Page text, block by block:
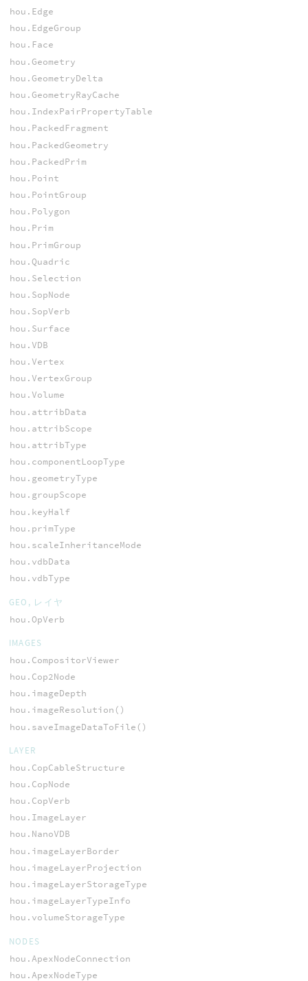
hou.Edge
hou.EdgeGroup
hou.Face
hou.Geometry
hou.GeometryDelta
hou.GeometryRayCache
hou.IndexPairPropertyTable
hou.PackedFragment
hou.PackedGeometry
hou.PackedPrim
hou.Point
hou.PointGroup
hou.Polygon
hou.Prim
hou.PrimGroup
hou.Quadric
hou.Selection
hou.SopNode
hou.SopVerb
hou.Surface
hou.VDB
hou.Vertex
hou.VertexGroup
hou.Volume
hou.attribData
hou.attribScope
hou.attribType
hou.componentLoopType
hou.geometryType
hou.groupScope
hou.keyHalf
hou.primType
hou.scaleInheritanceMode
hou.vdbData
hou.vdbType
GEO, レイヤ
hou.OpVerb
IMAGES
hou.CompositorViewer
hou.Cop2Node
hou.imageDepth
hou.imageResolution()
hou.saveImageDataToFile()
LAYER
hou.CopCableStructure
hou.CopNode
hou.CopVerb
hou.ImageLayer
hou.NanoVDB
hou.imageLayerBorder
hou.imageLayerProjection
hou.imageLayerStorageType
hou.imageLayerTypeInfo
hou.volumeStorageType
NODES
hou.ApexNodeConnection
hou.ApexNodeType